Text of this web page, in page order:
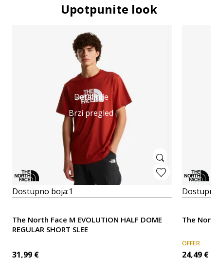
Upotpunite look
Detaljnije
Brzi pregled
Dostupno boja:1
The North Face M EVOLUTION HALF DOME
REGULAR SHORT SLEE
31,99 €
The
OFFER
24,49 €